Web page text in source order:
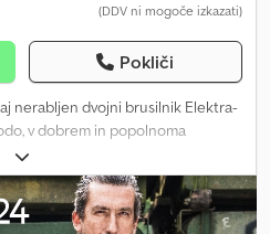
(DDV ni mogoče izkazati)
Pokliči
nerabljen dvojni brusilnik Elektra-
v dobrem in popolnoma
Ahuek Pošiljanje ni možno
povpraševanj! Za vprašanja smo
in prevzem sta mogoča samo po
Pridržujemo si pravico do